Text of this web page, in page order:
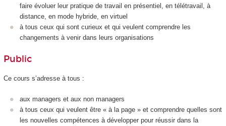
faire évoluer leur pratique de travail en présentiel, en télétravail, à
distance, en mode hybride, en virtuel
à tous ceux qui sont curieux et qui veulent comprendre les
changements à venir dans leurs organisations
Public
Ce cours s’adresse à tous :
aux managers et aux non managers
à tous ceux qui veulent être « à la page » et comprendre quelles sont
les nouvelles compétences à développer pour réussir dans la